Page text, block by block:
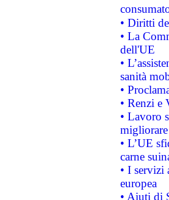
• Diritti
• La
dell'UE
•
sanità
•
• Renzi e
• Lavoro
migliorare
• L’UE
carne
• I servizi
europea
• Aiuti di